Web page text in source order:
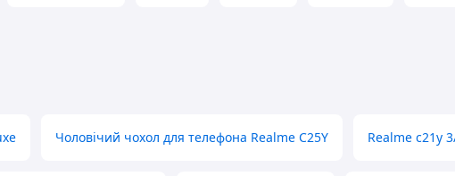
Чоловічий чохол для телефона Realme C25Y Realme c21y